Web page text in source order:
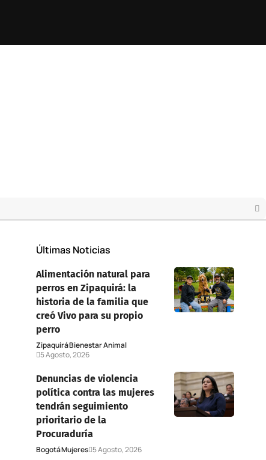
Últimas Noticias
Alimentación natural para
perros en Zipaquirá: la
historia de la familia que
creó Vivo para su propio
perro
ZipaquiráBienestar Animal
5 Agosto, 2026
Denuncias de violencia
política contra las mujeres
tendrán seguimiento
prioritario de la
Procuraduría
BogotáMujeres 5 Agosto, 2026